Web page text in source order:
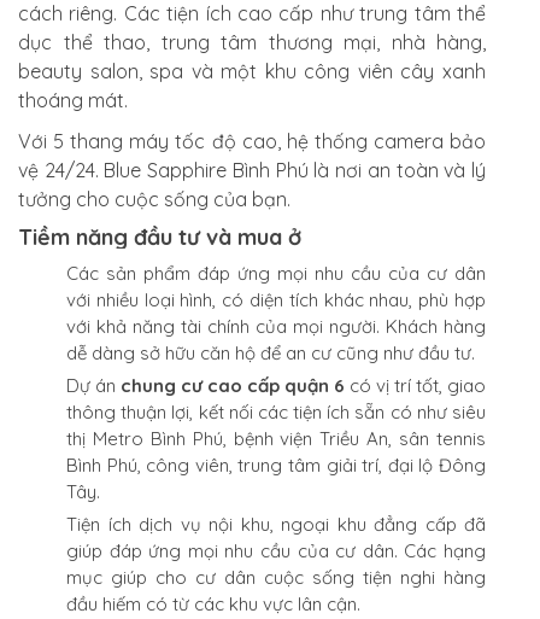
cách riêng. Các tiện ích cao cấp như trung tâm thể
dục thể thao, trung tâm thương mại, nhà hàng,
beauty salon, spa và một khu công viên cây xanh
thoáng mát.
Với 5 thang máy tốc độ cao, hệ thống camera bảo
vệ 24/24. Blue Sapphire Bình Phú là nơi an toàn và lý
tưởng cho cuộc sống của bạn.
Tiềm năng đầu tư và mua ở
Các sản phẩm đáp ứng mọi nhu cầu của cư dân
với nhiều loại hình, có diện tích khác nhau, phù hợp
với khả năng tài chính của mọi người. Khách hàng
dễ dàng sở hữu căn hộ để an cư cũng như đầu tư.
Dự án chung cư cao cấp quận 6 có vị trí tốt, giao
thông thuận lợi, kết nối các tiện ích sẵn có như siêu
thị Metro Bình Phú, bệnh viện Triều An, sân tennis
Bình Phú, công viên, trung tâm giải trí, đại lộ Đông
Tây.
Tiện ích dịch vụ nội khu, ngoại khu đẳng cấp đã
giúp đáp ứng mọi nhu cầu của cư dân. Các hạng
mục giúp cho cư dân cuộc sống tiện nghi hàng
đầu hiếm có từ các khu vực lân cận.